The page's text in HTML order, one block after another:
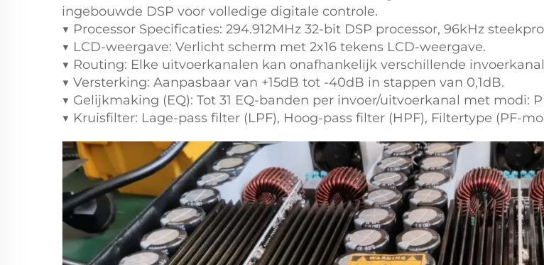
ingebouwde DSP voor volledige digitale controle.
▼ Processor Specificaties: 294.912MHz 32-bit DSP processor, 96kHz
▼ LCD-weergave: Verlicht scherm met 2x16 tekens LCD-weergave.
▼ Routing: Elke uitvoerkanalen kan onafhankelijk verschillende
▼ Versterking: Aanpasbaar van +15dB tot -40dB in stappen van 0,1dB.
▼ Gelijkmaking (EQ): Tot 31 EQ-banden per invoer/uitvoerkanal met modi:
▼ Kruisfilter: Lage-pass filter (LPF), Hoog-pass filter (HPF), Filtertype (PF-